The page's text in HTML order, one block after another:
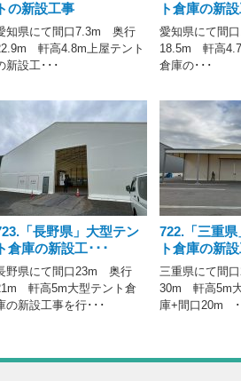
トの新設工事
知県にて間口7.3m 奥行
軒高4.8m上屋テント
新設工･･･
ト倉庫の新
愛知県にて間
18.5m 軒高
倉庫の･･･
「長野県」大型テン
ト倉庫の新設工･･･
野県にて間口23m 奥行
軒高5m大型テント倉
の新設工事を行･･･
722.「三重
ト倉庫の新
三重県にて間
30m 軒高5m
庫+間口20m